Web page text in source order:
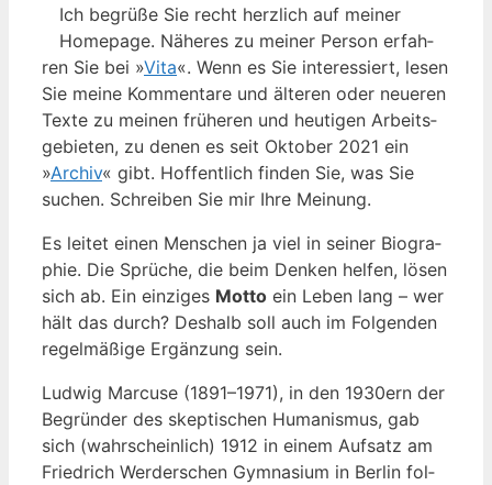
Ich begrü­ße Sie recht herz­lich auf mei­ner
Home­page. Nähe­res zu mei­ner Per­son erfah­
ren Sie bei »Vita«. Wenn es Sie inter­es­siert, lesen
Sie mei­ne Kom­men­ta­re und älte­ren oder neue­ren
Tex­te zu mei­nen frü­he­ren und heu­ti­gen Arbeits­
ge­bie­ten, zu denen es seit Okto­ber 2021 ein
»Archiv« gibt. Hof­fent­lich fin­den Sie, was Sie
suchen. Schrei­ben Sie mir Ihre Meinung.
Es lei­tet einen Men­schen ja viel in sei­ner Bio­gra­
phie. Die Sprü­che, die beim Den­ken hel­fen, lösen
sich ab. Ein ein­zi­ges Motto ein Leben lang – wer
hält das durch? Des­halb soll auch im Fol­gen­den
regel­mä­ßi­ge Ergän­zung sein.
Lud­wig Mar­cu­se (1891–1971), in den 1930ern der
Begrün­der des skep­ti­schen Huma­nis­mus, gab
sich (wahr­schein­lich) 1912 in einem Auf­satz am
Fried­rich Wer­der­schen Gym­na­si­um in Ber­lin fol­